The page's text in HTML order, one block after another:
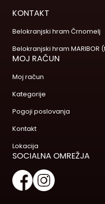
KONTAKT
Belokranjski hram Črnomelj
Belokranjski hram MARIBOR
MOJ RAČUN
Moj račun
Kategorije
Pogoji poslovanja
Kontakt
Lokacija
SOCIALNA OMREŽJA